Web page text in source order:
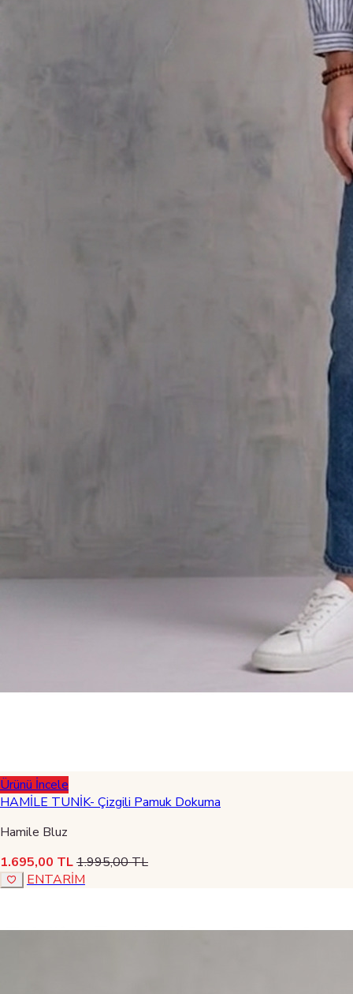
Ürünü İncele
HAMİLE TUNİK- Çizgili Pamuk Dokuma
Hamile Bluz
1.695,00 TL1.995,00 TL
ENTARİM